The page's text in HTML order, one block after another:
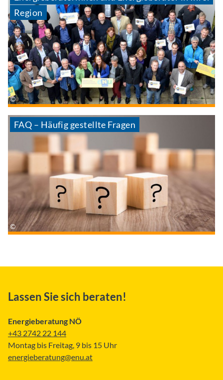
Region
FAQ – Häufig gestellte Fragen
Lassen Sie sich beraten!
Energieberatung NÖ
+43 2742 22 144
Montag bis Freitag, 9 bis 15 Uhr
energieberatung@enu.at